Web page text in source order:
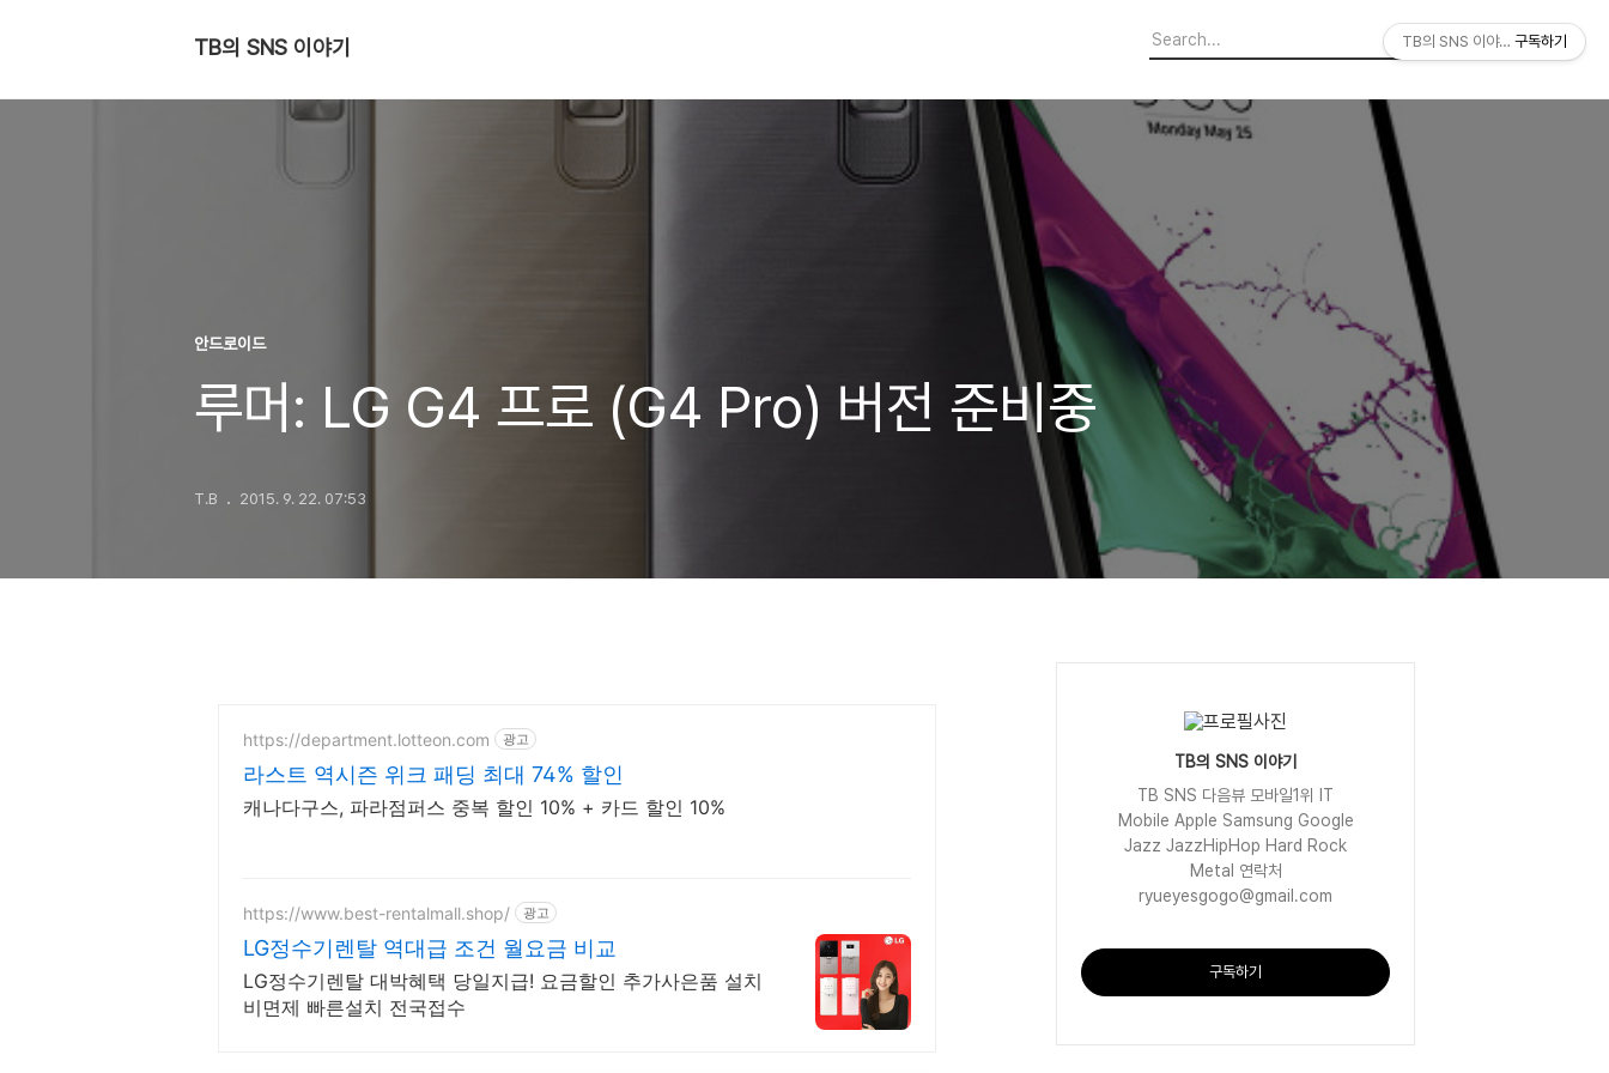
TB의 SNS 이야기
안드로이드
루머: LG G4 프로 (G4 Pro) 버전 준비중
T.B 2015. 9. 22. 07:53
https://department.lotteon.com 광고
라스트 역시즌 위크 패딩 최대 74% 할인
캐나다구스, 파라점퍼스 중복 할인 10% + 카드 할인 10%
https://www.best-rentalmall.shop/ 광고
LG정수기렌탈 역대급 조건 월요금 비교
LG정수기렌탈 대박혜택 당일지급! 요금할인 추가사은품 설치
비면제 빠른설치 전국접수
TB의 SNS 이야기
TB SNS 다음뷰 모바일1위 IT
Mobile Apple Samsung Google
Jazz JazzHipHop Hard Rock
Metal 연락처
ryueyesgogo@gmail.com
구독하기
TB의 SNS 이야기 구독하기